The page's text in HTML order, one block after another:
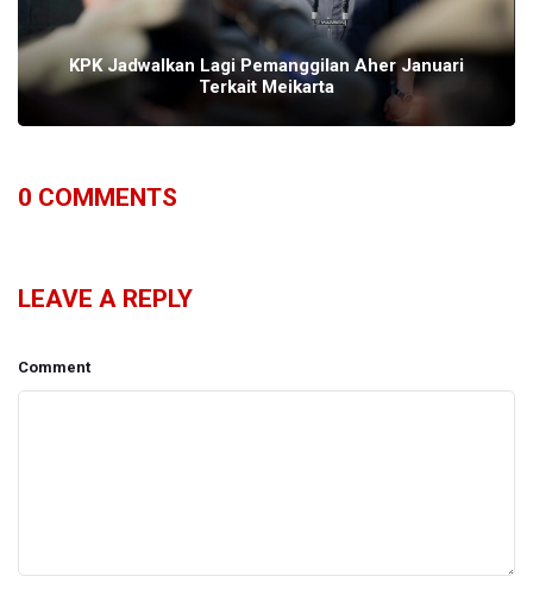
KPK Jadwalkan Lagi Pemanggilan Aher Januari
Terkait Meikarta
0 COMMENTS
LEAVE A REPLY
Comment